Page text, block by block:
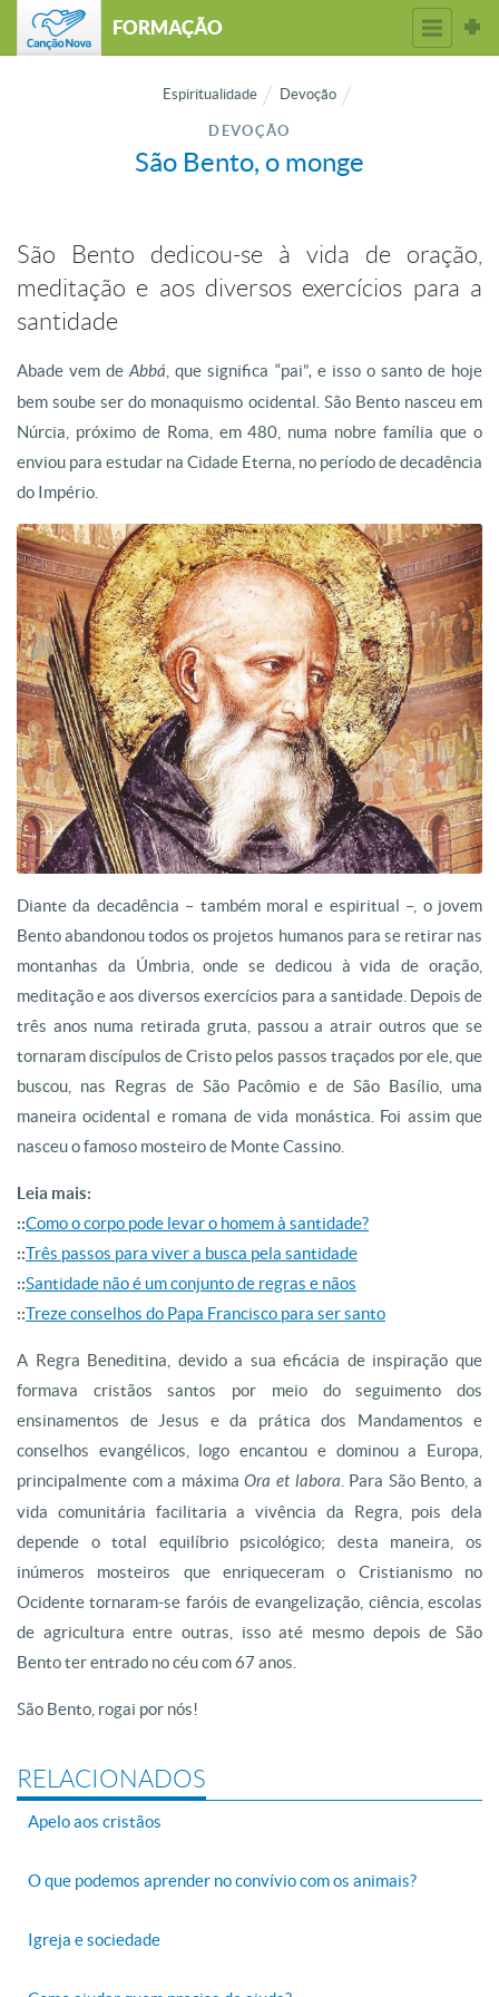
FORMAÇÃO
Espiritualidade Devoção
DEVOÇÃO
São Bento, o monge
São Bento dedicou-se à vida de oração,
meditação e aos diversos exercícios para a
santidade
Abade vem deAbbá , que significa “pai”, e isso o santo de hoje
bem soube ser do monaquismo ocidental. São Bento nasceu em
Núrcia, próximo de Roma, em 480, numa nobre família que o
enviou para estudar na Cidade Eterna, no período de decadência
do Império.
Diante da decadência – também moral e espiritual –, o jovem
Bento abandonou todos os projetos humanos para se retirar nas
montanhas da Úmbria, onde se dedicou à vida de oração,
meditação e aos diversos exercícios para a santidade. Depois de
três anos numa retirada gruta, passou a atrair outros que se
tornaram discípulos de Cristo pelos passos traçados por ele, que
buscou, nas Regras de São Pacômio e de São Basílio, uma
maneira ocidental e romana de vida monástica. Foi assim que
nasceu o famoso mosteiro de Monte Cassino.
Leia mais:
::Como o corpo pode levar o homem à santidade?
::Três passos para viver a busca pela santidade
::Santidade não é um conjunto de regras e nãos
::Treze conselhos do Papa Francisco para ser santo
A Regra Beneditina, devido a sua eficácia de inspiração que
formava cristãos santos por meio do seguimento dos
ensinamentos de Jesus e da prática dos Mandamentos e
conselhos evangélicos, logo encantou e dominou a Europa,
principalmente com a máximaOra et labora . Para São Bento, a
vida comunitária facilitaria a vivência da Regra, pois dela
depende o total equilíbrio psicológico; desta maneira, os
inúmeros mosteiros que enriqueceram o Cristianismo no
Ocidente tornaram-se faróis de evangelização, ciência, escolas
de agricultura entre outras, isso até mesmo depois de São
Bento ter entrado no céu com 67 anos.
São Bento, rogai por nós!
RELACIONADOS
Apelo aos cristãos
O que podemos aprender no convívio com os animais?
Igreja e sociedade